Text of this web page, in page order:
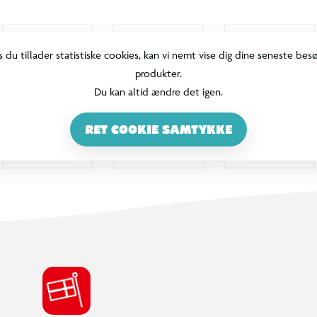
du tillader statistiske cookies, kan vi nemt vise dig dine seneste
produkter.
Du kan altid ændre det igen.
RET COOKIE SAMTYKKE